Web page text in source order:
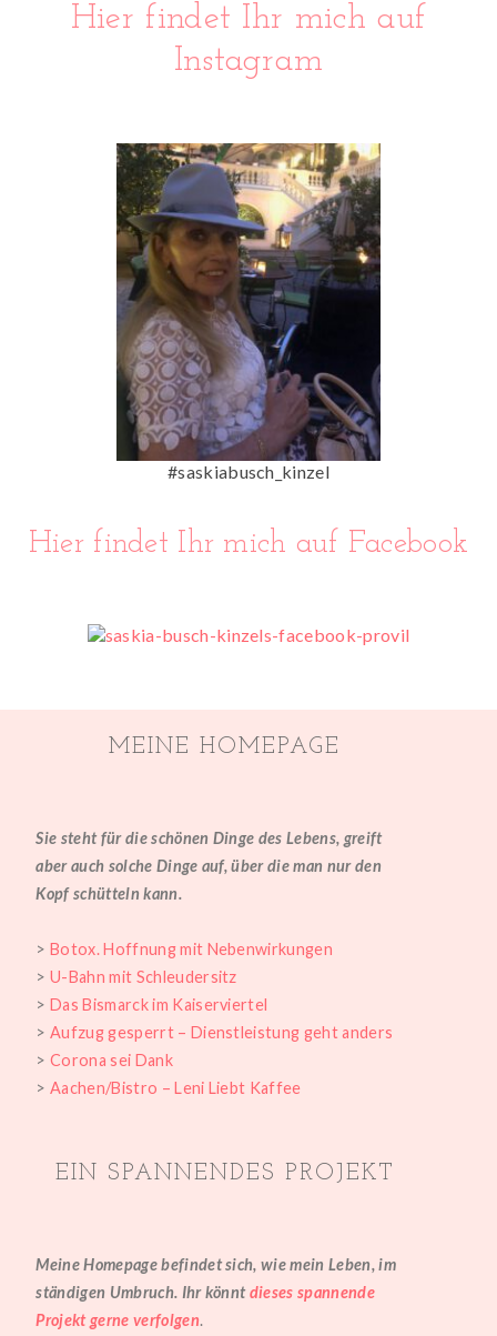
Hier findet Ihr mich auf
Instagram
#saskiabusch_kinzel
Hier findet Ihr mich auf Facebook
MEINE HOMEPAGE
Sie steht für die schönen Dinge des Lebens, greift
aber auch solche Dinge auf, über die man nur den
Kopf schütteln kann.
>Botox. Hoffnung mit Nebenwirkungen
>U-Bahn mit Schleudersitz
>Das Bismarck im Kaiserviertel
> Aufzug gesperrt – Dienstleistung geht anders
>Corona sei Dank
> Aachen/Bistro – Leni Liebt Kaffee
EIN SPANNENDES PROJEKT
Meine Homepage befindet sich, wie mein Leben, im
ständigen Umbruch. Ihr könntdieses spannende
Projekt gerne verfolgen.